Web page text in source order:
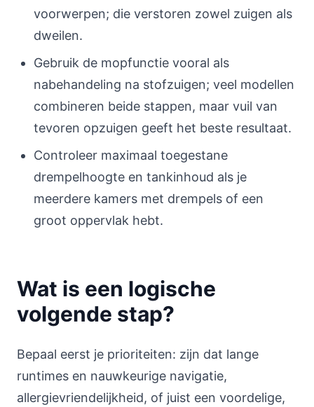
voorwerpen; die verstoren zowel zuigen als
dweilen.
Gebruik de mopfunctie vooral als
nabehandeling na stofzuigen; veel modellen
combineren beide stappen, maar vuil van
tevoren opzuigen geeft het beste resultaat.
Controleer maximaal toegestane
drempelhoogte en tankinhoud als je
meerdere kamers met drempels of een
groot oppervlak hebt.
Wat is een logische
volgende stap?
Bepaal eerst je prioriteiten: zijn dat lange
runtimes en nauwkeurige navigatie,
allergievriendelijkheid, of juist een voordelige,